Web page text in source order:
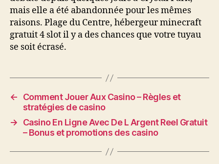
mais elle a été abandonnée pour les mêmes
raisons. Plage du Centre, hébergeur minecraft
gratuit 4 slot il y a des chances que votre tuyau
se soit écrasé.
←
Comment Jouer Aux Casino – Règles et
stratégies de casino
→
Casino En Ligne Avec De L Argent Reel Gratuit
– Bonus et promotions des casino